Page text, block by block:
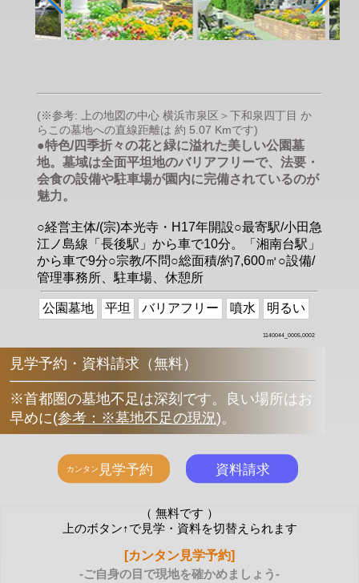
(※参考: 上の地図の中心 横浜市泉区＞下和泉四丁目 か
らこの墓地への直線距離は 約 5.07 Kmです)
●特色/四季折々の花と緑に溢れた美しい公園墓
地。墓域は全面平坦地のバリアフリーで、法要・
会食の設備や駐車場が園内に完備されているのが
魅力。
○経営主体/(宗)本光寺・H17年開設○最寄駅/小田急
江ノ島線「長後駅」から車で10分。「湘南台駅」
から車で9分○宗教/不問○総面積/約7,600㎡○設備/
管理事務所、駐車場、休憩所
公園墓地 平坦 バリアフリー 噴水 明るい
1140044_0005,0002
見学予約・資料請求（無料）
※首都圏の墓地不足は深刻です。良い場所はお
早めに(参考：※墓地不足の現況)。
（ 無料です ）
上のボタン↑で見学・資料を切替えられます
[カンタン見学予約]
-ご自身の目で現地を確かめましょう-